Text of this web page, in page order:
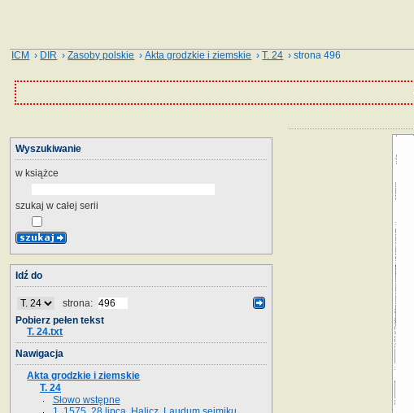
ICM › DIR ›Zasoby polskie ›Akta grodzkie i ziemskie ›T. 24 › strona 496
Wyszukiwanie
w książce
szukaj w całej serii
Idź do
strona:
Pobierz pełen tekst
T. 24.txt
Nawigacja
Akta grodzkie i ziemskie
T. 24
Słowo wstępne